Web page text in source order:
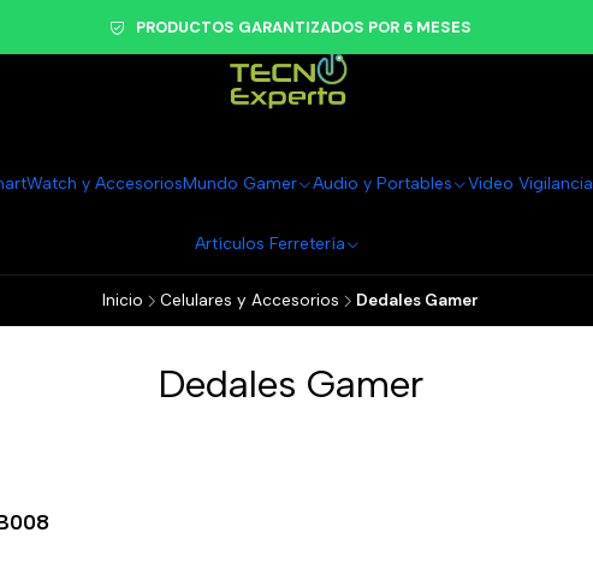
y AccesoriosMundo Gamer Audio y Portables Video Vigilancia
Artículos Ferretería
PRODUCTOS GARANTIZADOS POR 6 MESES
Inicio Celulares y Accesorios Dedales Gamer
Dedales Gamer